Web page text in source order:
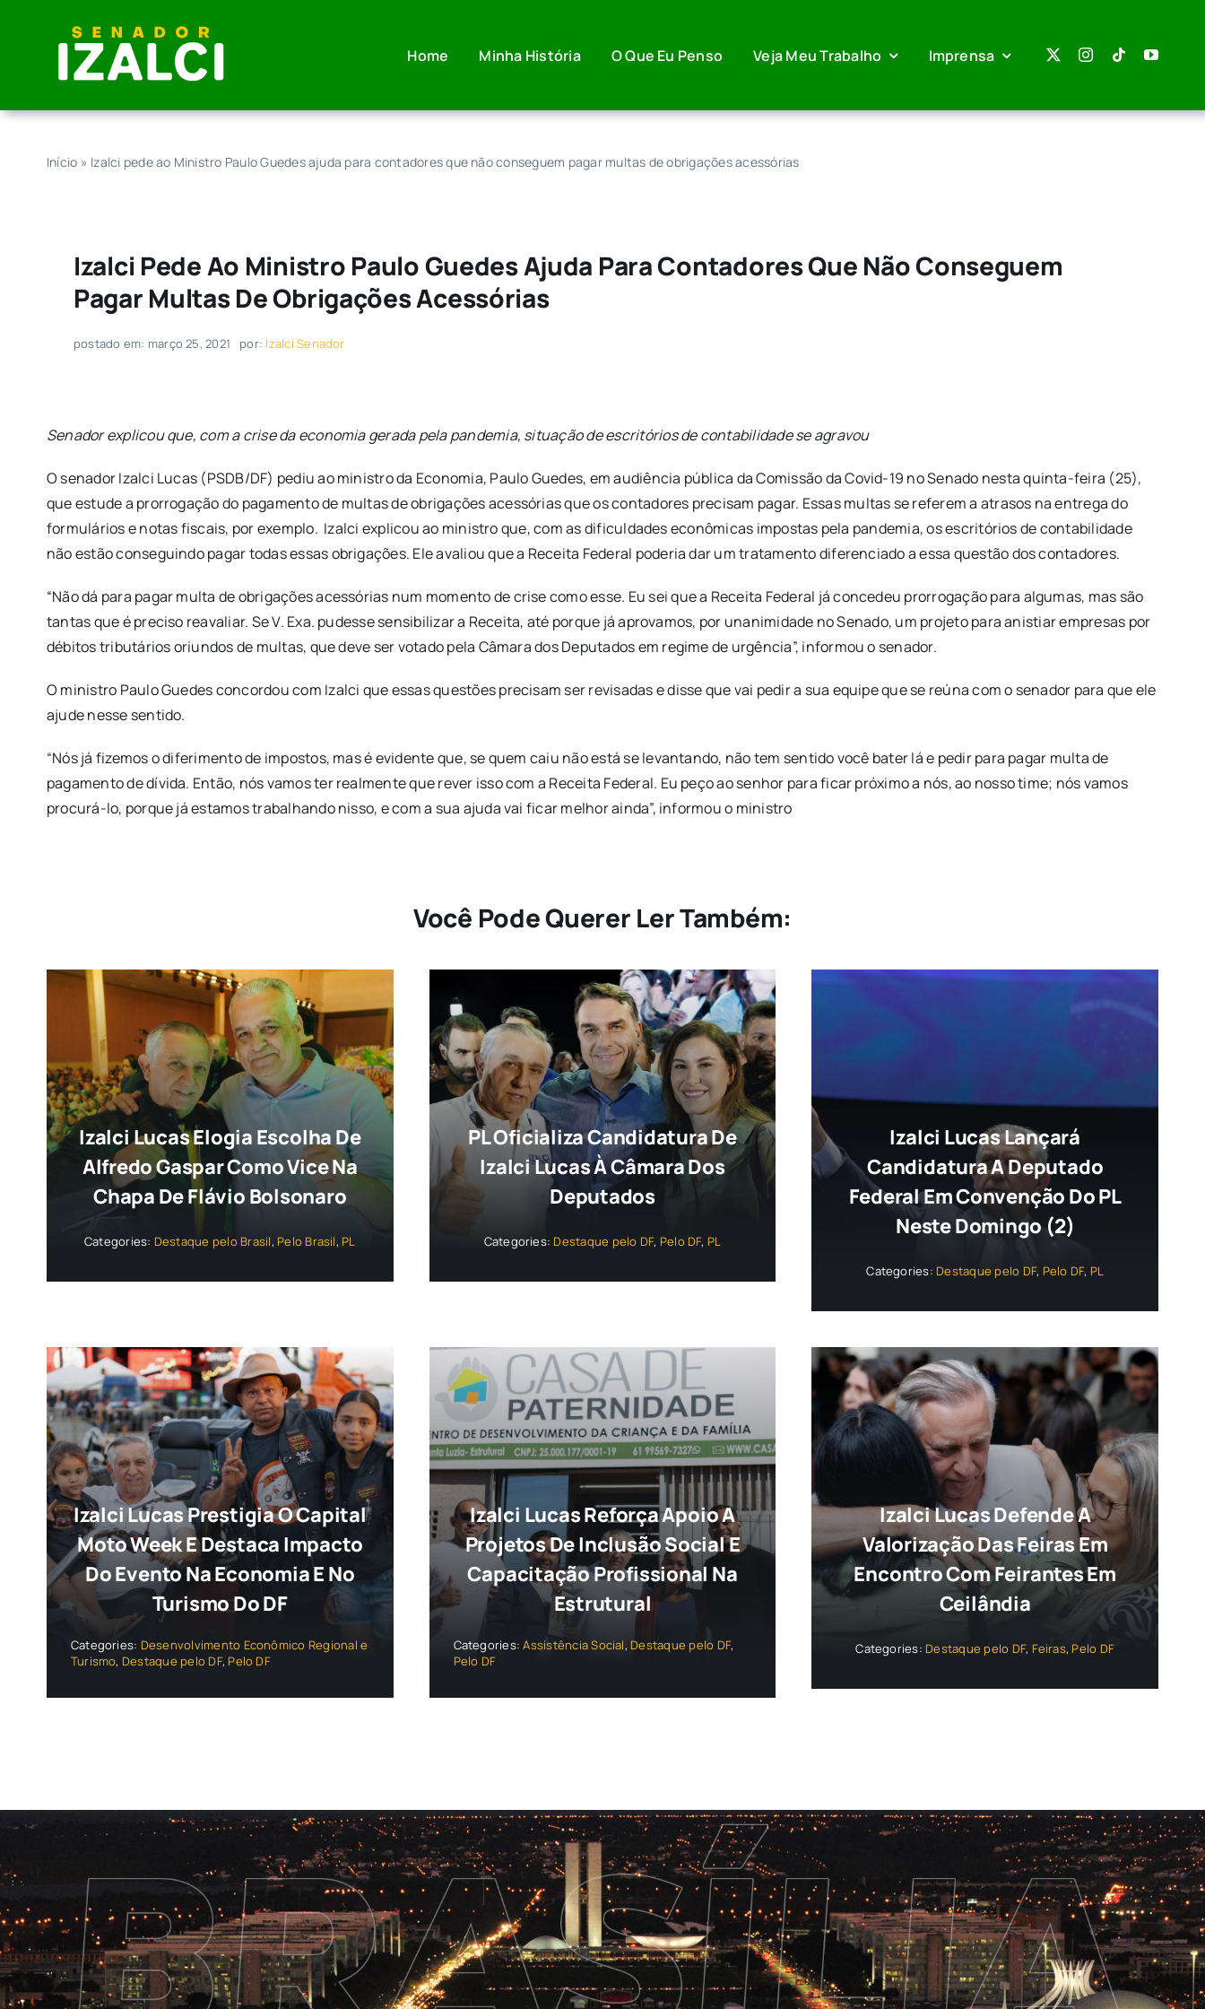
Home Minha História O Que Eu Penso Veja Meu Trabalho Imprensa
Início » Izalci pede ao Ministro Paulo Guedes ajuda para contadores que não conseguem pagar multas de obrigações acessórias
Izalci Pede Ao Ministro Paulo Guedes Ajuda Para Contadores Que Não Conseguem
Pagar Multas De Obrigações Acessórias
postado em: março 25, 2021 por: Izalci Senador
Senador explicou que, com a crise da economia gerada pela pandemia, situação de escritórios de contabilidade se agravou
O senador Izalci Lucas (PSDB/DF) pediu ao ministro da Economia, Paulo Guedes, em audiência pública da Comissão da Covid-19 no Senado nesta quinta-feira (25),
que estude a prorrogação do pagamento de multas de obrigações acessórias que os contadores precisam pagar. Essas multas se referem a atrasos na entrega do
formulários e notas fiscais, por exemplo. Izalci explicou ao ministro que, com as dificuldades econômicas impostas pela pandemia, os escritórios de contabilidade
não estão conseguindo pagar todas essas obrigações. Ele avaliou que a Receita Federal poderia dar um tratamento diferenciado a essa questão dos contadores.
“Não dá para pagar multa de obrigações acessórias num momento de crise como esse. Eu sei que a Receita Federal já concedeu prorrogação para algumas, mas são
tantas que é preciso reavaliar. Se V. Exa. pudesse sensibilizar a Receita, até porque já aprovamos, por unanimidade no Senado, um projeto para anistiar empresas por
débitos tributários oriundos de multas, que deve ser votado pela Câmara dos Deputados em regime de urgência”, informou o senador.
O ministro Paulo Guedes concordou com Izalci que essas questões precisam ser revisadas e disse que vai pedir a sua equipe que se reúna com o senador para que ele
ajude nesse sentido.
“Nós já fizemos o diferimento de impostos, mas é evidente que, se quem caiu não está se levantando, não tem sentido você bater lá e pedir para pagar multa de
pagamento de dívida. Então, nós vamos ter realmente que rever isso com a Receita Federal. Eu peço ao senhor para ficar próximo a nós, ao nosso time; nós vamos
procurá-lo, porque já estamos trabalhando nisso, e com a sua ajuda vai ficar melhor ainda”, informou o ministro
Você Pode Querer Ler Também:
Izalci Lucas Elogia Escolha De
Alfredo Gaspar Como Vice Na
Chapa De Flávio Bolsonaro
Categories: Destaque pelo Brasil, Pelo Brasil, PL
PL Oficializa Candidatura De
Izalci Lucas À Câmara Dos
Deputados
Categories: Destaque pelo DF, Pelo DF, PL
Izalci Lucas Lançará
Candidatura A Deputado
Federal Em Convenção Do PL
Neste Domingo (2)
Categories: Destaque pelo DF, Pelo DF, PL
Izalci Lucas Prestigia O Capital
Moto Week E Destaca Impacto
Do Evento Na Economia E No
Turismo Do DF
Categories: Desenvolvimento Econômico Regional e
Turismo, Destaque pelo DF, Pelo DF
Izalci Lucas Reforça Apoio A
Projetos De Inclusão Social E
Capacitação Profissional Na
Estrutural
Categories:Assistência Social, Destaque pelo DF,
Pelo DF
Izalci Lucas Defende A
Valorização Das Feiras Em
Encontro Com Feirantes Em
Ceilândia
Categories: Destaque pelo DF, Feiras, Pelo DF